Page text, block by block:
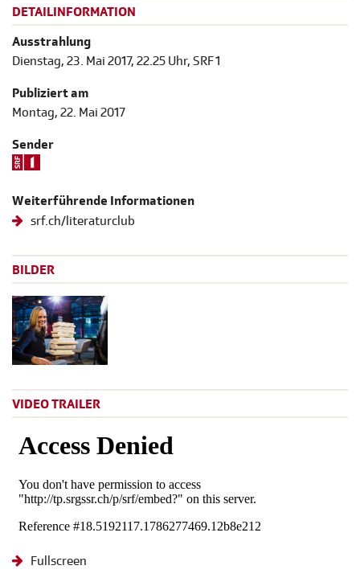
DETAILINFORMATION
Ausstrahlung
Dienstag, 23. Mai 2017, 22.25 Uhr, SRF 1
Publiziert am
Montag, 22. Mai 2017
Sender
Weiterführende Informationen
srf.ch/literaturclub
BILDER
VIDEO TRAILER
Fullscreen